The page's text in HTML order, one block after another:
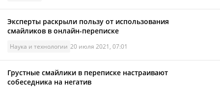
Эксперты раскрыли пользу от использования
смайликов в онлайн-переписке
Наука и технологии 20 июля 2021, 07:01
Грустные смайлики в переписке настраивают
собеседника на негатив